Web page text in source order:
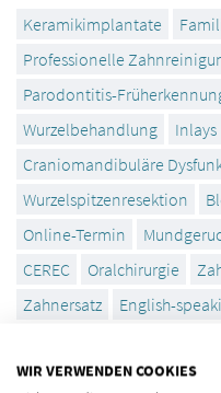
Keramikimplantate
Professionelle
Parodontitis-
Wurzelbehandlung
Inlays
Craniomandibuläre
Wurzelspitzenresektion
Online-Termin
CEREC
Oralchirurgie
Zahnersatz
English-
WIR VERWENDEN COOKIES